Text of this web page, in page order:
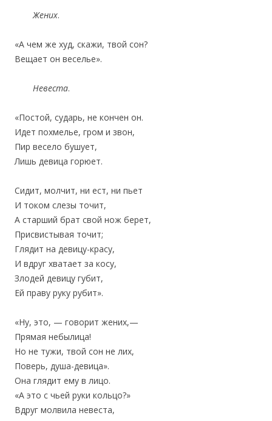
Жених.
«А чем же худ, скажи, твой сон?
‎Вещает он веселье».
Невеста.
«Постой, сударь, не кончен он.
Идет похмелье, гром и звон,
‎Пир весело бушует,
‎Лишь девица горюет.
Сидит, молчит, ни ест, ни пьет
‎И током слезы точит,
А старший брат свой нож берет,
‎Присвистывая точит;
Глядит на девицу-красу,
И вдруг хватает за косу,
‎Злодей девицу губит,
‎Ей праву руку рубит».
«Ну, это, — говорит жених,—
‎Прямая небылица!
Но не тужи, твой сон не лих,
‎Поверь, душа-девица».
Она глядит ему в лицо.
«А это с чьей руки кольцо?»
‎Вдруг молвила невеста,